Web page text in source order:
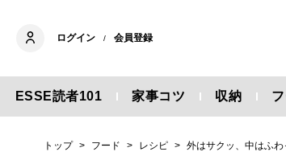
ログイン / 会員登録
ESSE読者101 家事コツ 収納
トップ フード レシピ 外はサクッ、中はふ